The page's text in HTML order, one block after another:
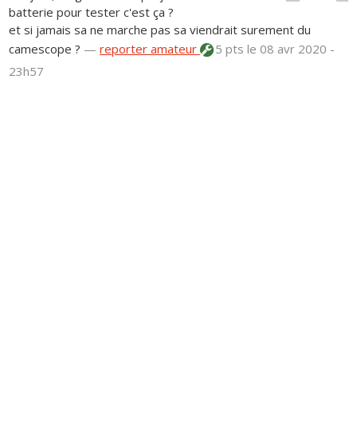
batterie pour tester c'est ça ?
et si jamais sa ne marche pas sa viendrait surement du
camescope ? —reporter amateur 5 ptsle 08 avr 2020 -
23h57